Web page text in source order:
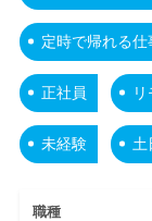
定時で帰れる仕
正社員
未経験 土
職種